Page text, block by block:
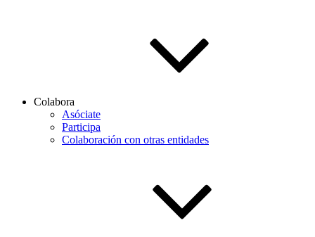
Colabora
Asóciate
Participa
Colaboración con otras entidades